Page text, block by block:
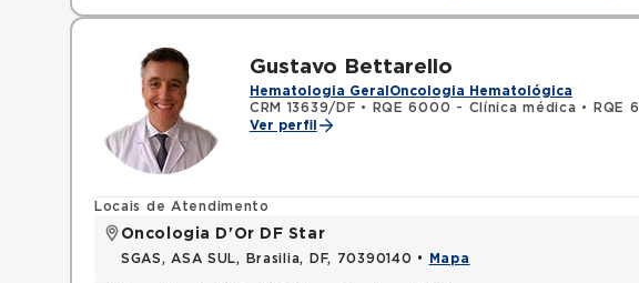
Gustavo Bettarello
Hematologia Geral Oncologia Hematológica
CRM 13639/DF • RQE 6000 - Clínica médica •
RQE 6001 -
Ver perfil
Locais de Atendimento
Oncologia D'Or DF Star
SGAS, ASA SUL, Brasilia, DF, 70390140 • Mapa